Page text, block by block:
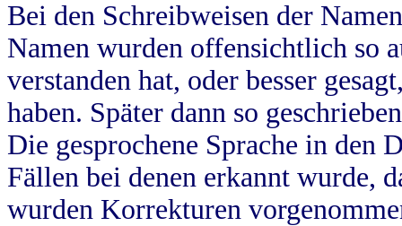
Bei den Schreibweisen der
Namen wurden offensichtlich so
verstanden hat, oder besser
haben. Später dann so
Die gesprochene Sprache in
Fällen bei denen erkannt wurde,
wurden Korrekturen